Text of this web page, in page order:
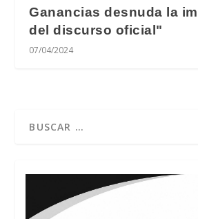
Ganancias desnuda la
del discurso oficial"
07/04/2024